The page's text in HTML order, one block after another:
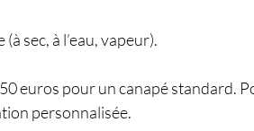
sec, à l’eau, vapeur).
euros pour un canapé standard.
personnalisée.